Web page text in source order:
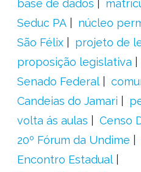
base de dados
Seduc PA
núcleo
São Félix
projeto de
proposição legislativa
Senado Federal
Candeias do Jamari
volta ás aulas
Censo
20º Fórum da Undime
Encontro Estadual